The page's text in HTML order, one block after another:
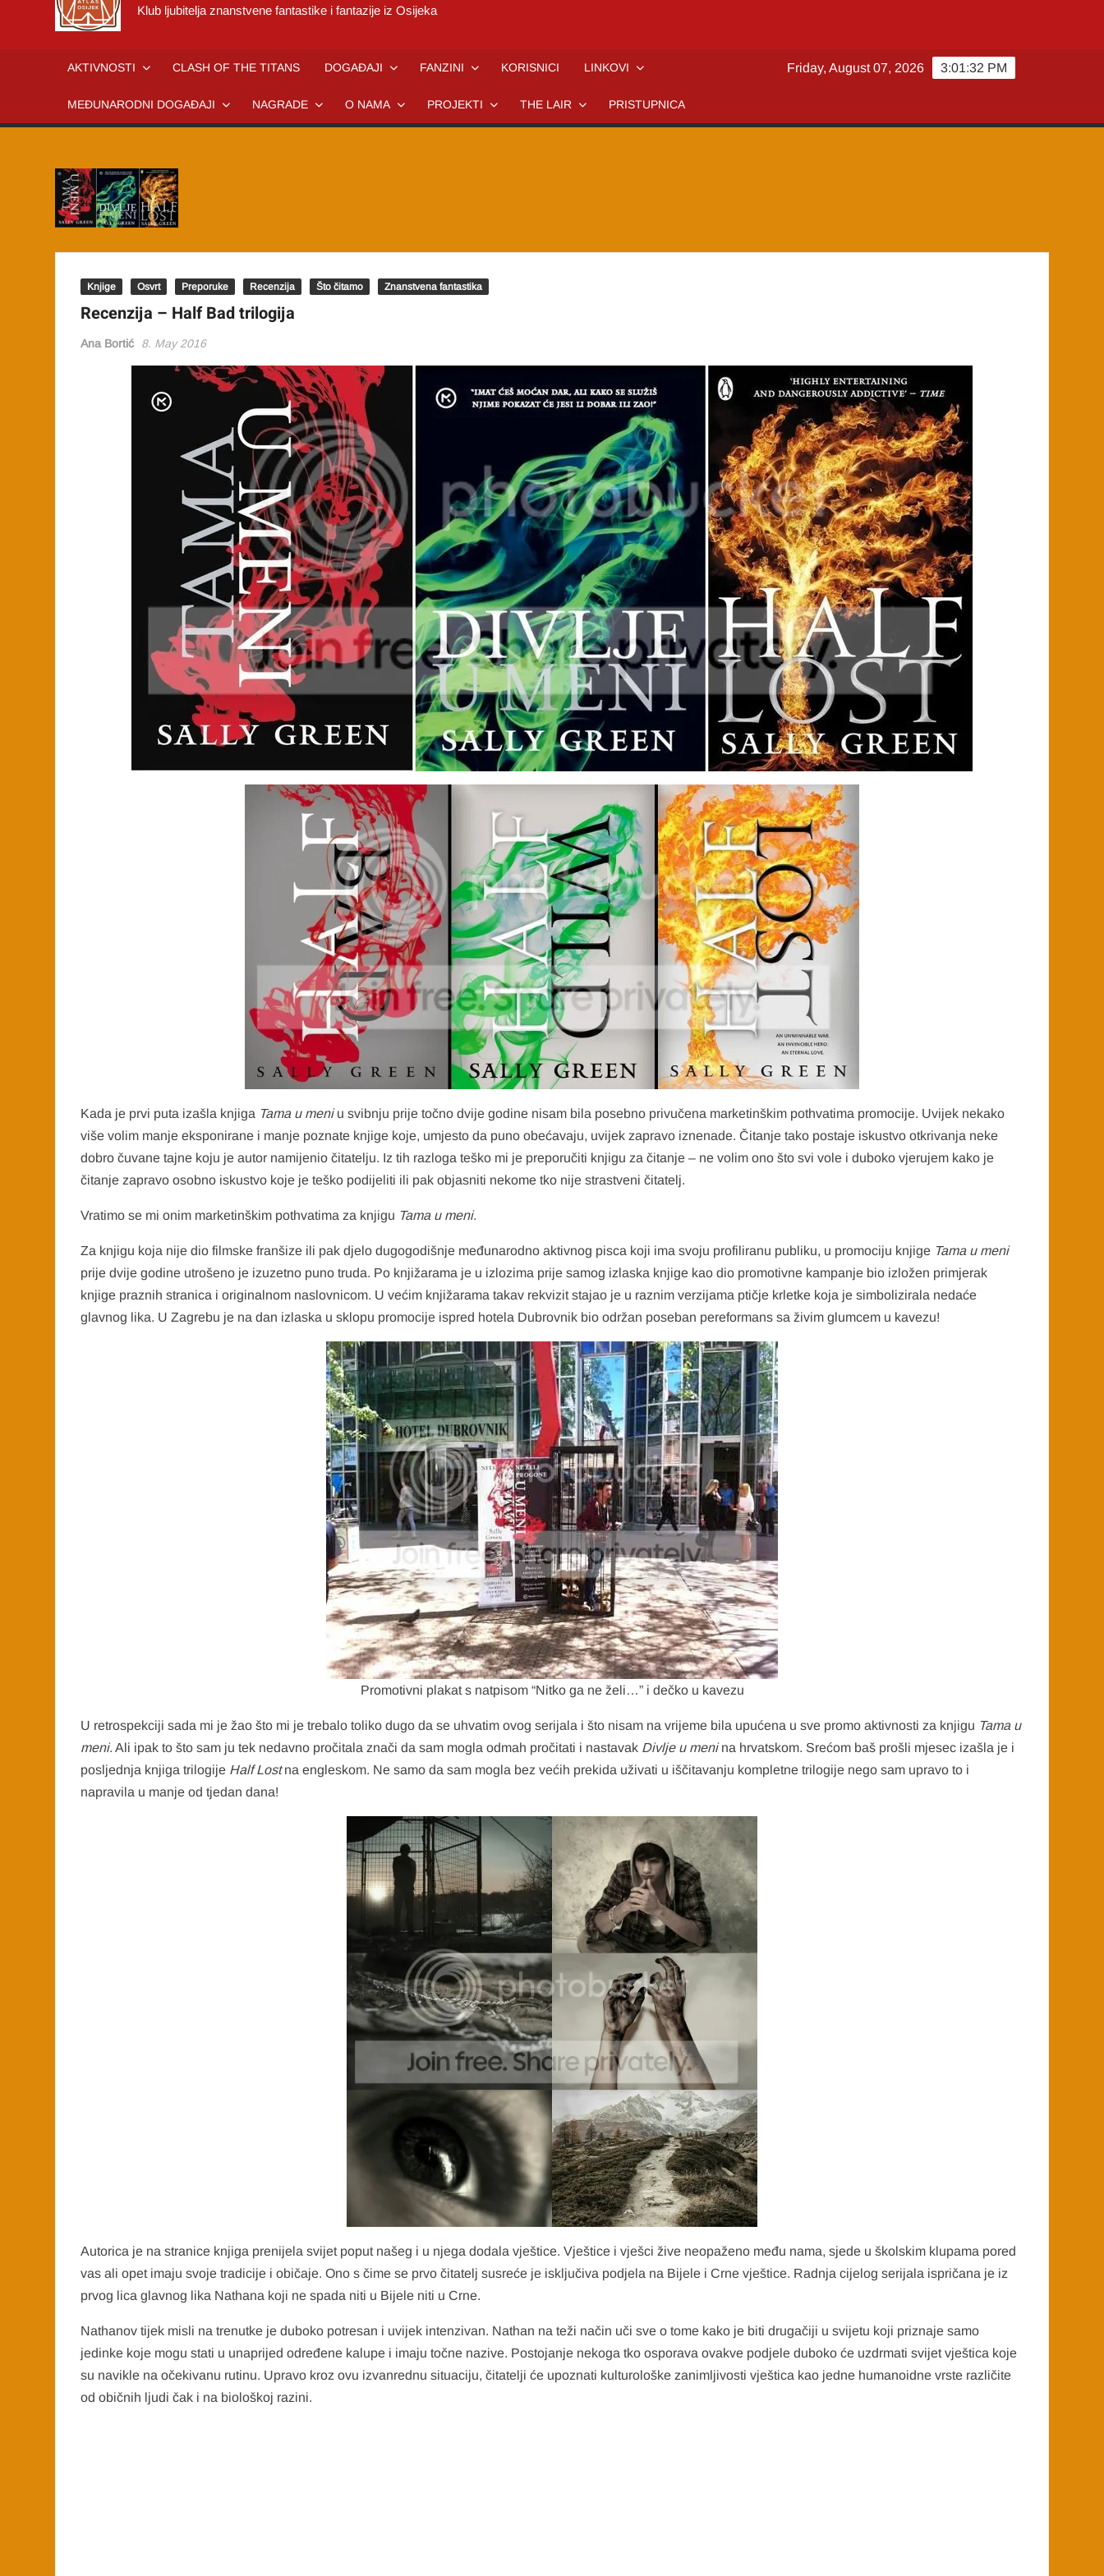
Klub ljubitelja znanstvene fantastike i fantazije iz Osijeka
AKTIVNOSTI CLASH OF THE TITANS DOGAĐAJI FANZINI KORISNICI LINKOVI
MEĐUNARODNI DOGAĐAJI NAGRADE O NAMA PROJEKTI THE LAIR PRISTUPNICA
3:01:34 PM
Friday, August 07, 2026
Knjige Osvrt Preporuke Recenzija Što čitamo Znanstvena fantastika
Recenzija – Half Bad trilogija
Ana Bortić 8. May 2016
Kada je prvi puta izašla knjiga Tama u meniu svibnju prije točno dvije godine nisam bila posebno privučena marketinškim pothvatima promocije. Uvijek nekako
više volim manje eksponirane i manje poznate knjige koje, umjesto da puno obećavaju, uvijek zapravo iznenade. Čitanje tako postaje iskustvo otkrivanja neke
dobro čuvane tajne koju je autor namijenio čitatelju. Iz tih razloga teško mi je preporučiti knjigu za čitanje – ne volim ono što svi vole i duboko vjerujem kako je
čitanje zapravo osobno iskustvo koje je teško podijeliti ili pak objasniti nekome tko nije strastveni čitatelj.
Vratimo se mi onim marketinškim pothvatima za knjigu Tama u meni.
Za knjigu koja nije dio filmske franšize ili pak djelo dugogodišnje međunarodno aktivnog pisca koji ima svoju profiliranu publiku, u promociju knjige Tama u meni
prije dvije godine utrošeno je izuzetno puno truda. Po knjižarama je u izlozima prije samog izlaska knjige kao dio promotivne kampanje bio izložen primjerak
knjige praznih stranica i originalnom naslovnicom. U većim knjižarama takav rekvizit stajao je u raznim verzijama ptičje krletke koja je simbolizirala nedaće
glavnog lika. U Zagrebu je na dan izlaska u sklopu promocije ispred hotela Dubrovnik bio održan poseban pereformans sa živim glumcem u kavezu!
Promotivni plakat s natpisom “Nitko ga ne želi…” i dečko u kavezu
U retrospekciji sada mi je žao što mi je trebalo toliko dugo da se uhvatim ovog serijala i što nisam na vrijeme bila upućena u sve promo aktivnosti za knjigu Tama u
meni. Ali ipak to što sam ju tek nedavno pročitala znači da sam mogla odmah pročitati i nastavak Divlje u menina hrvatskom. Srećom baš prošli mjesec izašla je i
posljednja knjiga trilogije Half Lostna engleskom. Ne samo da sam mogla bez većih prekida uživati u iščitavanju kompletne trilogije nego sam upravo to i
napravila u manje od tjedan dana!
Autorica je na stranice knjiga prenijela svijet poput našeg i u njega dodala vještice. Vještice i vješci žive neopaženo među nama, sjede u školskim klupama pored
vas ali opet imaju svoje tradicije i običaje. Ono s čime se prvo čitatelj susreće je isključiva podjela na Bijele i Crne vještice. Radnja cijelog serijala ispričana je iz
prvog lica glavnog lika Nathana koji ne spada niti u Bijele niti u Crne.
Nathanov tijek misli na trenutke je duboko potresan i uvijek intenzivan. Nathan na teži način uči sve o tome kako je biti drugačiji u svijetu koji priznaje samo
jedinke koje mogu stati u unaprijed određene kalupe i imaju točne nazive. Postojanje nekoga tko osporava ovakve podjele duboko će uzdrmati svijet vještica koje
su navikle na očekivanu rutinu. Upravo kroz ovu izvanrednu situaciju, čitatelji će upoznati kulturološke zanimljivosti vještica kao jedne humanoidne vrste različite
od običnih ljudi čak i na biološkoj razini.